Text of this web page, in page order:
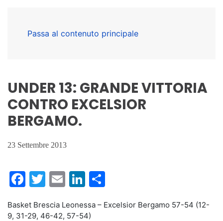
Passa al contenuto principale
UNDER 13: GRANDE VITTORIA
CONTRO EXCELSIOR
BERGAMO.
23 Settembre 2013
Facebook
Twitter
EmailLinkedIn
Basket Brescia Leonessa – Excelsior Bergamo 57-54 (12-
9, 31-29, 46-42, 57-54)